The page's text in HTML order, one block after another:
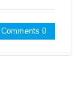
Comments 0